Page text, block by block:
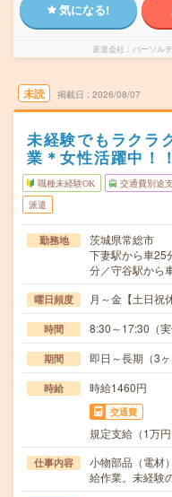
気になる!
派遣会社 パーソル
未読 掲載日 2026/08/07
未経験でもラクラ
業＊女性活躍中！！
職種未経験OK 交通費別途
派遣
勤務地
茨城県常総市
下妻駅から車25
分／守谷駅から
曜日頻度 月～金【土日祝
時間 8:30～17:30（
期間 即日～長期（3
時給 時給1460円
交通費
規定支給（1万円
仕事内容
小物部品（電材
給作業。未経験